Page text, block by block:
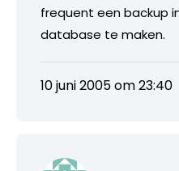
frequent een backup
database te maken.
10 juni 2005 om 23:40